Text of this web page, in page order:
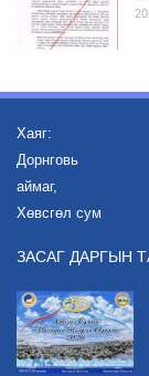
Хаяг:
Дорнговь
аймаг,
Хөвсгөл сум
ЗАСАГ ДАРГЫН